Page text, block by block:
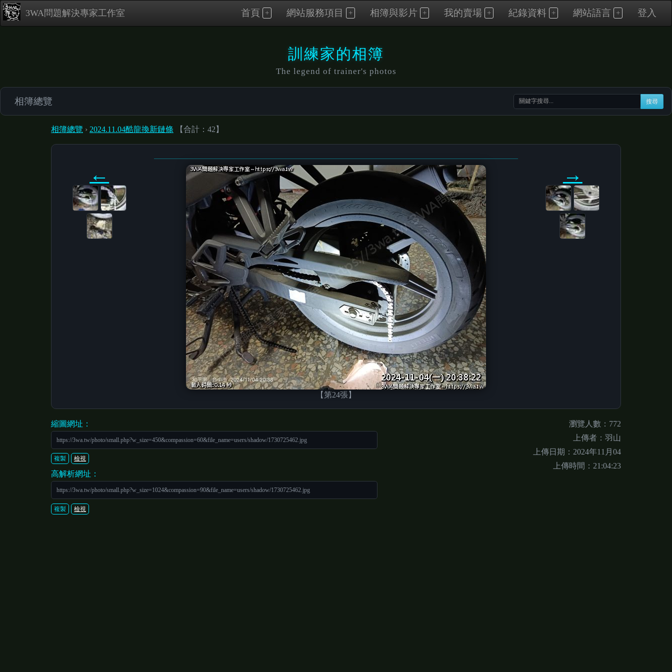
3WA問題解決專家工作室 首頁 網站服務項目 相簿與影片 我的賣場 紀錄資料 網站語言 登入
訓練家的相簿
The legend of trainer's photos
相簿總覽 搜尋
相簿總覽 › 2024.11.04酷龍換新鏈條 【合計：42】
←
【第24張】
→
縮圖網址：
https://3wa.tw/photo/small.php?w_size=450&compassion=60&file_name=users/shadow/1730725462.jpg
複製 檢視
高解析網址：
https://3wa.tw/photo/small.php?w_size=1024&compassion=90&file_name=users/shadow/1730725462.jpg
複製 檢視
瀏覽人數：772
上傳者：羽山
上傳日期：2024年11月04
上傳時間：21:04:23